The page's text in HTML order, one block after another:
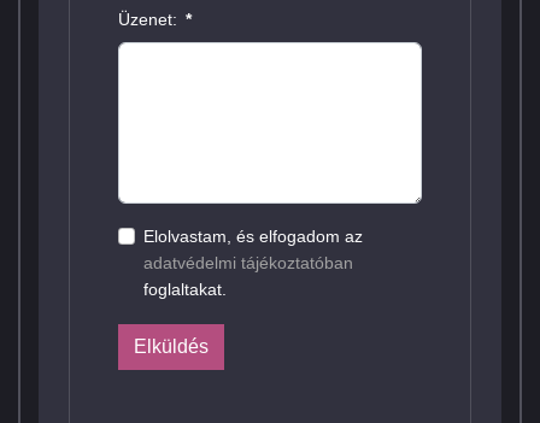
Üzenet: *
Elolvastam, és elfogadom az
adatvédelmi tájékoztatóban
foglaltakat.
Elküldés